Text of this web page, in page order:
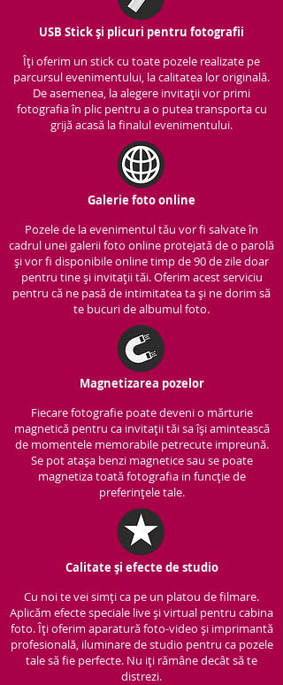
USB Stick și plicuri pentru fotografii
Îți oferim un stick cu toate pozele realizate pe
parcursul evenimentului, la calitatea lor originală.
De asemenea, la alegere invitații vor primi
fotografia în plic pentru a o putea transporta cu
grijă acasă la finalul evenimentului.
Galerie foto online
Pozele de la evenimentul tău vor fi salvate în
cadrul unei galerii foto online protejată de o parolă
și vor fi disponibile online timp de 90 de zile doar
pentru tine și invitații tăi. Oferim acest serviciu
pentru că ne pasă de intimitatea ta și ne dorim să
te bucuri de albumul foto.
Magnetizarea pozelor
Fiecare fotografie poate deveni o mărturie
magnetică pentru ca invitații tăi sa își amintească
de momentele memorabile petrecute impreună.
Se pot atașa benzi magnetice sau se poate
magnetiza toată fotografia in funcție de
preferințele tale.
Calitate și efecte de studio
Cu noi te vei simți ca pe un platou de filmare.
Aplicăm efecte speciale live și virtual pentru cabina
foto. Îți oferim aparatură foto-video și imprimantă
profesională, iluminare de studio pentru ca pozele
tale să fie perfecte. Nu iți rămâne decât să te
distrezi.